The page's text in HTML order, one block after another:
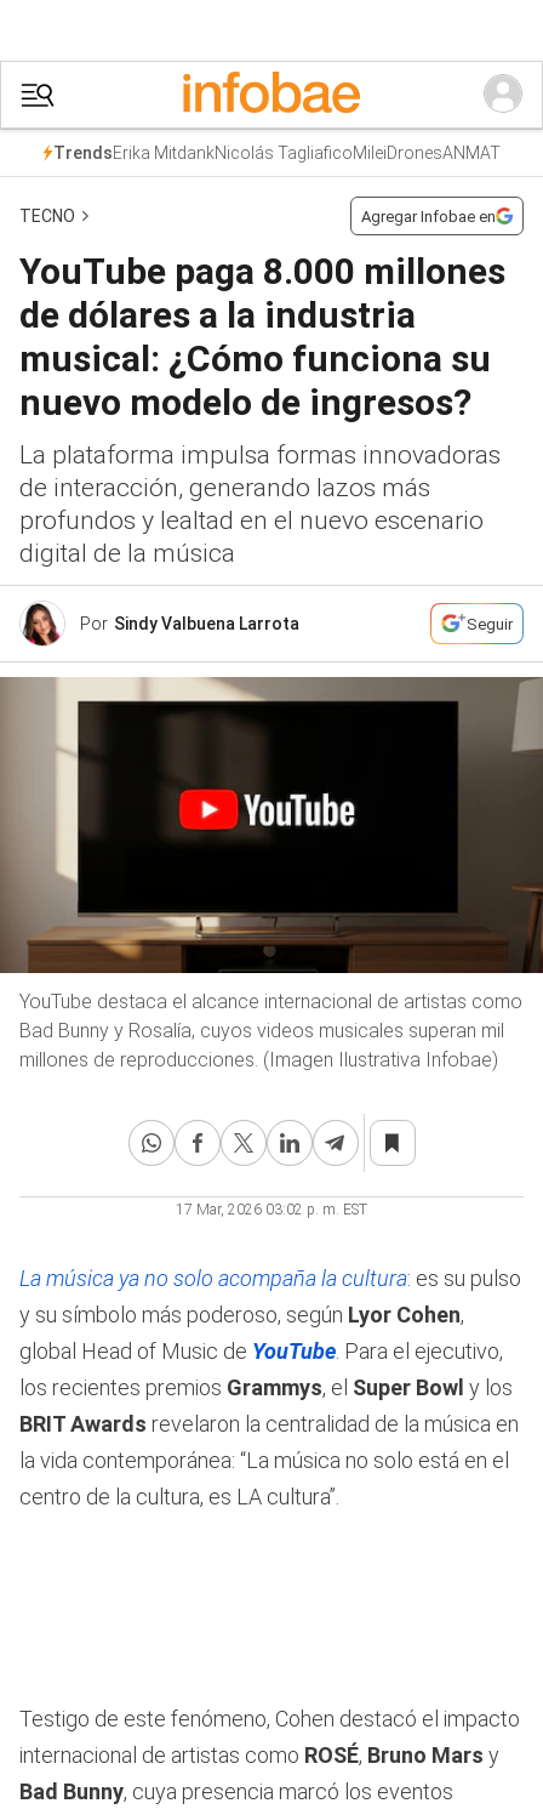
TrendsErika MitdankNicolás TagliaficoMileiDronesANMAT
TECNO Agregar Infobae en
YouTube paga 8.000 millones
de dólares a la industria
musical: ¿Cómo funciona su
nuevo modelo de ingresos?
La plataforma impulsa formas innovadoras
de interacción, generando lazos más
profundos y lealtad en el nuevo escenario
digital de la música
Por Sindy Valbuena Larrota Seguir
YouTube destaca el alcance internacional de artistas como
Bad Bunny y Rosalía, cuyos videos musicales superan mil
millones de reproducciones. (Imagen Ilustrativa Infobae)
17 Mar, 2026 03:02 p. m. EST
La música ya no solo acompaña la cultura: es su pulso
y su símbolo más poderoso, según Lyor Cohen,
global Head of Music de YouTube. Para el ejecutivo,
los recientes premios Grammys, el Super Bowl y los
BRIT Awards revelaron la centralidad de la música en
la vida contemporánea: “La música no solo está en el
centro de la cultura, es LA cultura”.
Testigo de este fenómeno, Cohen destacó el impacto
internacional de artistas como ROSÉ, Bruno Mars y
Bad Bunny, cuya presencia marcó los eventos